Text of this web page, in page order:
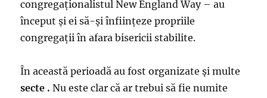
congregaționalistul New England Way – au
început și ei să-și înființeze propriile
congregații în afara bisericii stabilite.
În această perioadă au fost organizate și multe
secte .Nu este clar că ar trebui să fie numite